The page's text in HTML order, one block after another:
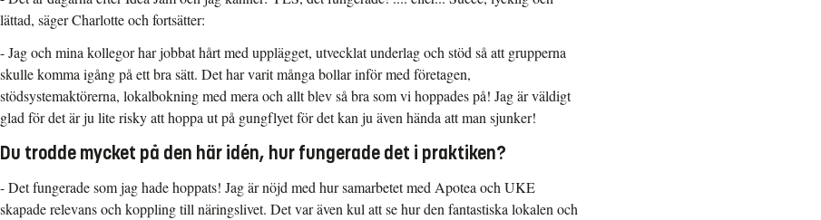
lättad, säger Charlotte och fortsätter:
- Jag och mina kollegor har jobbat hårt med upplägget, utvecklat underlag och stöd så att grupperna
skulle komma igång på ett bra sätt. Det har varit många bollar inför med företagen,
stödsystemaktörerna, lokalbokning med mera och allt blev så bra som vi hoppades på! Jag är väldigt
glad för det är ju lite risky att hoppa ut på gungflyet för det kan ju även hända att man sjunker!
Du trodde mycket på den här idén, hur fungerade det i praktiken?
- Det fungerade som jag hade hoppats! Jag är nöjd med hur samarbetet med Apotea och UKE
skapade relevans och koppling till näringslivet. Det var även kul att se hur den fantastiska lokalen och